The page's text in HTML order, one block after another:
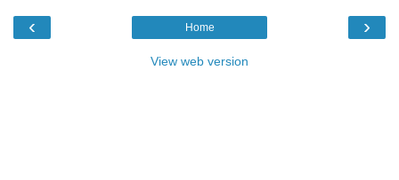
‹ ›
Home
View web version